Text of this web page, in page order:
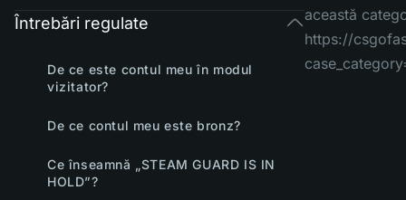
Întrebări regulate
De ce este contul meu în modul
vizitator?
De ce contul meu este bronz?
Ce înseamnă „STEAM GUARD IS IN
HOLD”?
această
https://